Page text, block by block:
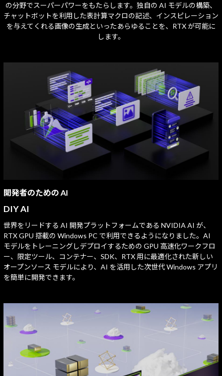
の分野でスーパーパワーをもたらします。独自の AI モデルの構築、
チャットボットを利用した表計算マクロの記述、インスピレーション
を与えてくれる画像の生成といったあらゆることを、RTX が可能に
します。
開発者のための AI
DIY AI
世界をリードする AI 開発プラットフォームである NVIDIA AI が、
RTX GPU 搭載の Windows PC で利用できるようになりました。AI
モデルをトレーニングしデプロイするための GPU 高速化ワークフロ
ー、限定ツール、コンテナー、SDK、RTX 用に最適化された新しい
オープンソース モデルにより、AI を活用した次世代 Windows アプリ
を簡単に開発できます。